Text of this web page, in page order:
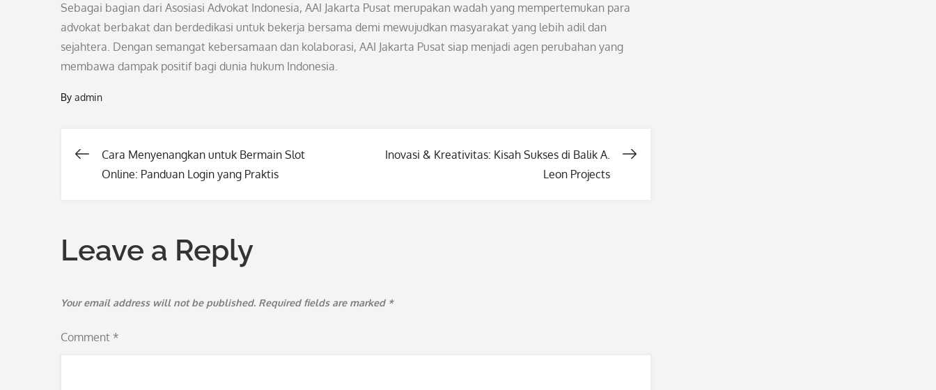
Sebagai bagian dari Asosiasi Advokat Indonesia, AAI Jakarta Pusat merupakan wadah yang mempertemukan para
advokat berbakat dan berdedikasi untuk bekerja bersama demi mewujudkan masyarakat yang lebih adil dan
sejahtera. Dengan semangat kebersamaan dan kolaborasi, AAI Jakarta Pusat siap menjadi agen perubahan yang
membawa dampak positif bagi dunia hukum Indonesia.
By admin
Post
Cara Menyenangkan untuk Bermain Slot
Online: Panduan Login yang Praktis
Inovasi & Kreativitas: Kisah Sukses di Balik A.
Leon Projects
Leave a Reply
Your email address will not be published. Required fields are marked *
Comment *